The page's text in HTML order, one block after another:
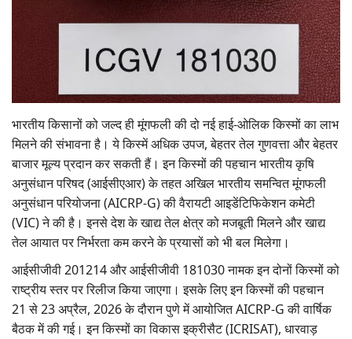
Gallery
Latest News
Agriculture Conclave and NACOF
Awards 2022
Agri Start-Ups
Language
English Hindi
भारतीय किसानों को जल्द ही मूंगफली की दो नई हाई-ओलिक किस्मों का लाभ
मिलने की संभावना है। ये किस्में अधिक उपज, बेहतर तेल गुणवत्ता और बेहतर
बाजार मूल्य प्रदान कर सकती हैं। इन किस्मों की पहचान भारतीय कृषि
अनुसंधान परिषद (आईसीएआर) के तहत अखिल भारतीय समन्वित मूंगफली
अनुसंधान परियोजना (AICRP-G) की वैरायटी आइडेंटिफिकेशन कमेटी
(VIC) ने की है। इनसे देश के खाद्य तेल क्षेत्र को मजबूती मिलने और खाद्य
तेल आयात पर निर्भरता कम करने के प्रयासों को भी बल मिलेगा।
आईसीजीवी 201214 और आईसीजीवी 181030 नामक इन दोनों किस्मों को
राष्ट्रीय स्तर पर रिलीज किया जाएगा। इसके लिए इन किस्मों की पहचान
21 से 23 अप्रैल, 2026 के दौरान पुणे में आयोजित AICRP-G की वार्षिक
बैठक में की गई। इन किस्मों का विकास इक्रीसैट (ICRISAT), धारवाड़